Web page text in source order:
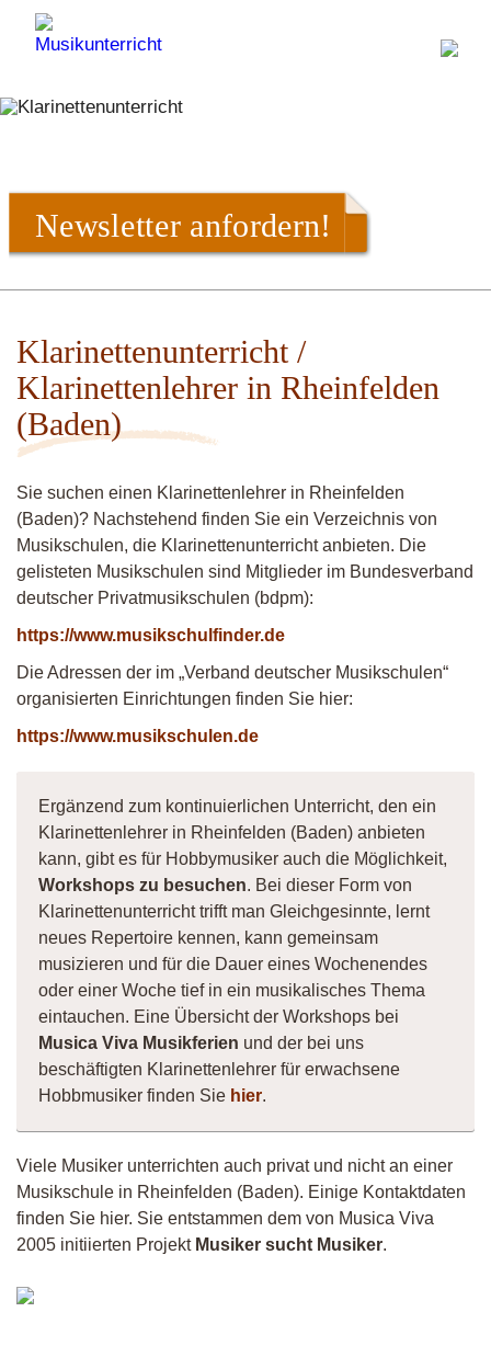
Newsletter anfordern!
Klarinettenunterricht /
Klarinettenlehrer in Rheinfelden
(Baden)
Sie suchen einen Klarinettenlehrer in Rheinfelden
(Baden)? Nachstehend finden Sie ein Verzeichnis von
Musikschulen, die Klarinettenunterricht anbieten. Die
gelisteten Musikschulen sind Mitglieder im Bundesverband
deutscher Privatmusikschulen (bdpm):
https://www.musikschulfinder.de
Die Adressen der im „Verband deutscher Musikschulen“
organisierten Einrichtungen finden Sie hier:
https://www.musikschulen.de
Ergänzend zum kontinuierlichen Unterricht, den ein
Klarinettenlehrer in Rheinfelden (Baden) anbieten
kann, gibt es für Hobbymusiker auch die Möglichkeit,
Workshops zu besuchen. Bei dieser Form von
Klarinettenunterricht trifft man Gleichgesinnte, lernt
neues Repertoire kennen, kann gemeinsam
musizieren und für die Dauer eines Wochenendes
oder einer Woche tief in ein musikalisches Thema
eintauchen. Eine Übersicht der Workshops bei
Musica Viva Musikferien und der bei uns
beschäftigten Klarinettenlehrer für erwachsene
Hobbmusiker finden Sie hier.
Viele Musiker unterrichten auch privat und nicht an einer
Musikschule in Rheinfelden (Baden). Einige Kontaktdaten
finden Sie hier. Sie entstammen dem von Musica Viva
2005 initiierten Projekt Musiker sucht Musiker.